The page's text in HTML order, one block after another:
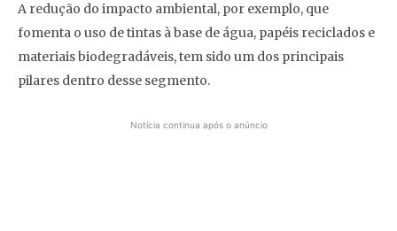
A redução do impacto ambiental, por exemplo, que
fomenta o uso de tintas à base de água, papéis reciclados e
materiais biodegradáveis, tem sido um dos principais
pilares dentro desse segmento.
Notícia continua após o anúncio